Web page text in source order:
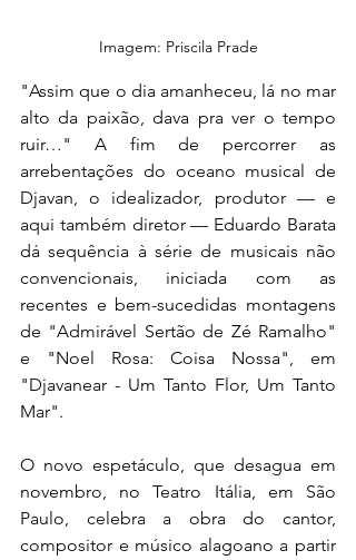
Imagem: Priscila Prade
"Assim que o dia amanheceu, lá no mar
alto da paixão, dava pra ver o tempo
ruir…" A fim de percorrer as
arrebentações do oceano musical de
Djavan, o idealizador, produtor — e
aqui também diretor — Eduardo Barata
dá sequência à série de musicais não
convencionais, iniciada com as
recentes e bem-sucedidas montagens
de "Admirável Sertão de Zé Ramalho"
e "Noel Rosa: Coisa Nossa", em
"Djavanear - Um Tanto Flor, Um Tanto
Mar".
O novo espetáculo, que desagua em
novembro, no Teatro Itália, em São
Paulo, celebra a obra do cantor,
compositor e músico alagoano a partir